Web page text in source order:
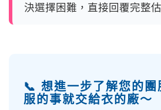
決選擇困難，直接回覆完整
📞 想進一步了解您的團
服的事就交給衣的廠～